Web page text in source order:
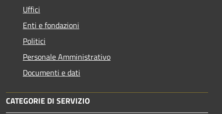
Uffici
Enti e fondazioni
Politici
Personale Amministrativo
Documenti e dati
CATEGORIE DI SERVIZIO